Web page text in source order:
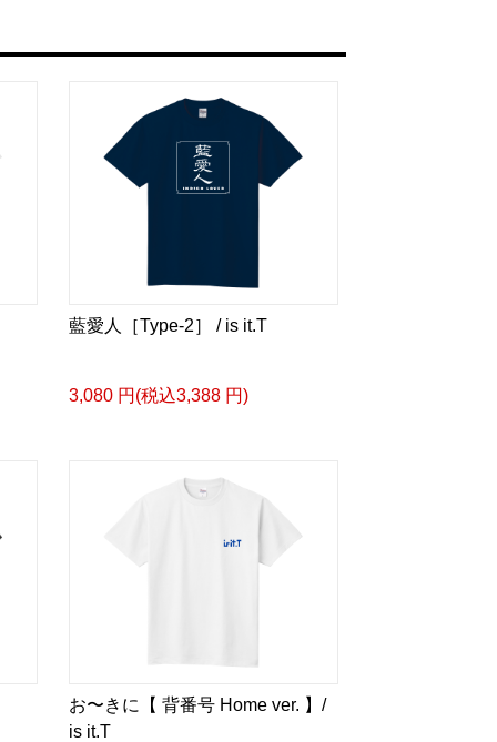
藍愛人［Type-2］ / is it.T
3,080 円(税込3,388 円)
お〜きに【 背番号 Home ver. 】/
is it.T